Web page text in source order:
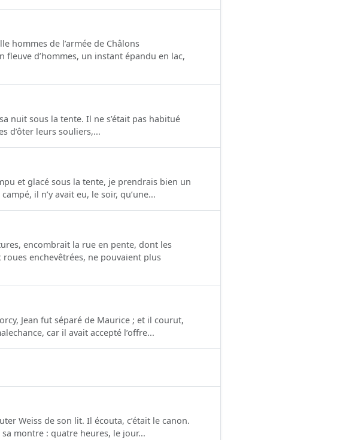
hommes de l’armée de Châlons
d’hommes, un instant épandu en lac,
nuit sous la tente. Il ne s’était pas habitué
d’ôter leurs souliers,...
et glacé sous la tente, je prendrais bien un
il n’y avait eu, le soir, qu’une...
encombrait la rue en pente, dont les
roues enchevêtrées, ne pouvaient plus
Jean fut séparé de Maurice ; et il courut,
car il avait accepté l’offre...
Weiss de son lit. Il écouta, c’était le canon.
montre : quatre heures, le jour...